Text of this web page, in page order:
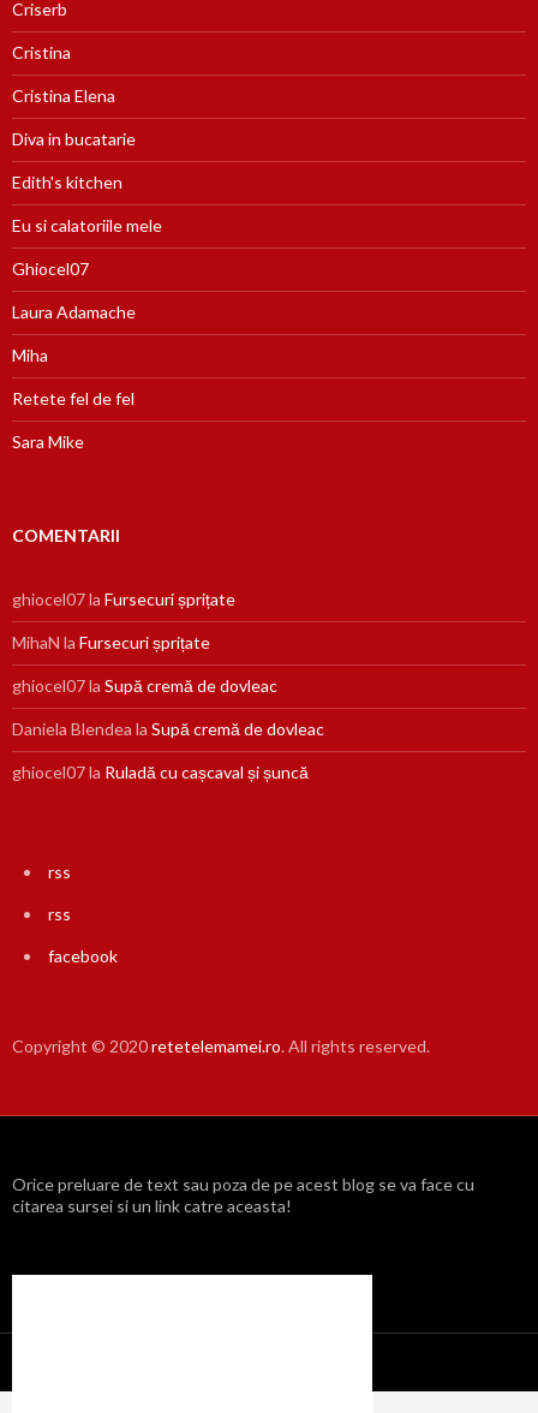
Criserb
Cristina
Cristina Elena
Diva in bucatarie
Edith's kitchen
Eu si calatoriile mele
Ghiocel07
Laura Adamache
Miha
Retete fel de fel
Sara Mike
COMENTARII
ghiocel07la Fursecuri șprițate
MihaN la Fursecuri șprițate
ghiocel07la Supă cremă de dovleac
Daniela Blendea la Supă cremă de dovleac
ghiocel07la Ruladă cu cașcaval și șuncă
rss
rss
facebook
Copyright © 2020retetelemamei.ro. All rights reserved.
Orice preluare de text sau poza de pe acest blog se va face cu
citarea sursei si un link catre aceasta!